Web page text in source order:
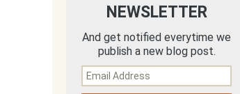
NEWSLETTER
And get notified everytime we
publish a new blog post.